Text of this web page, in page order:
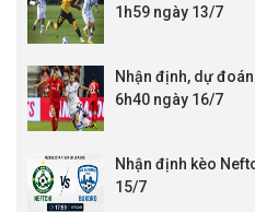
1h59 ngày 13/7
Nhận định, dự
6h40 ngày 16/7
Nhận định kèo
15/7